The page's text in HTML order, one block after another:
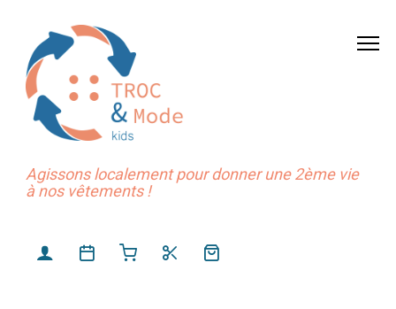
Agissons localement pour donner une 2ème vie
à nos vêtements !